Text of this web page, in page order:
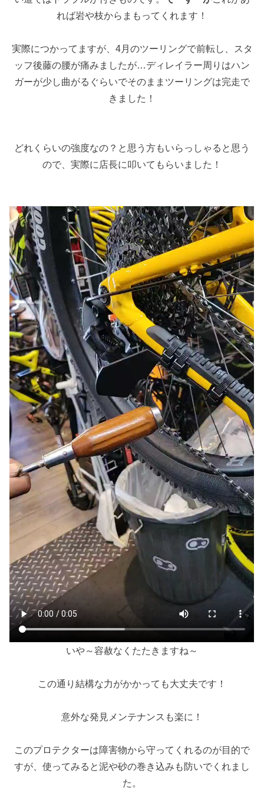
れば岩や枝からまもってくれます！
実際につかってますが、4月のツーリングで前転し、スタ
ッフ後藤の腰が痛みましたが…ディレイラー周りはハン
ガーが少し曲がるぐらいでそのままツーリングは完走で
きました！
どれくらいの強度なの？と思う方もいらっしゃると思う
ので、実際に店長に叩いてもらいました！
いや～容赦なくたたきますね～
この通り結構な力がかかっても大丈夫です！
意外な発見メンテナンスも楽に！
このプロテクターは障害物から守ってくれるのが目的で
すが、使ってみると泥や砂の巻き込みも防いでくれまし
た。